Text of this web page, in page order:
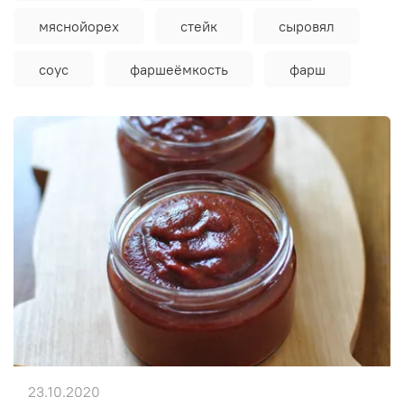
мяснойорех стейк сыровял
соус фаршеёмкость фарш
23.10.2020